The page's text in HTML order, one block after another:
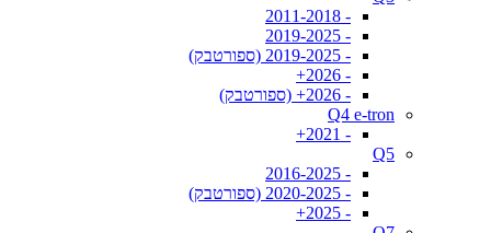
- 2011-2018
- 2019-2025
- 2019-2025 (ספורטבק)
- 2026+
- 2026+ (ספורטבק)
Q4 e-tron
- 2021+
Q5
- 2016-2025
- 2020-2025 (ספורטבק)
- 2025+